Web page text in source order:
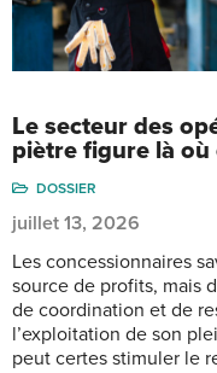
Le secteur des
piètre figure là où
DOSSIER
juillet 13, 2026
Les concessionnaires
source de profits, mais
de coordination et de
l’exploitation de son
peut certes stimuler le